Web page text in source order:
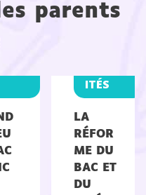
parents
LA
RÉFOR
ME DU
BAC ET
DU
ITÉS